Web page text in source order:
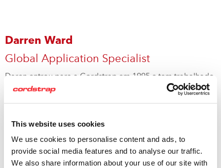
This website uses cookies
We use cookies to personalise content and ads, to
provide social media features and to analyse our traffic.
We also share information about your use of our site with
Darren Ward
Global Application Specialist
Daren entrou para a Cordstrap em 1995 e tem trabalhado
numa grande variedade de áreas do negócio, de
Com mais de 20 anos de experiência em contenção de
cargas, a atenção permanente de Darren sobre o
compromisso da Cordstrap repercute em todos os
aspectos de contenção de cargas.